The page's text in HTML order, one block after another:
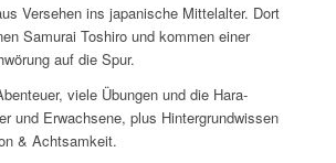
Versehen ins japanische Mittelalter. Dort
Samurai Toshiro und kommen einer
auf die Spur.
viele Übungen und die Hara-
und Erwachsene, plus Hintergrundwissen
& Achtsamkeit.